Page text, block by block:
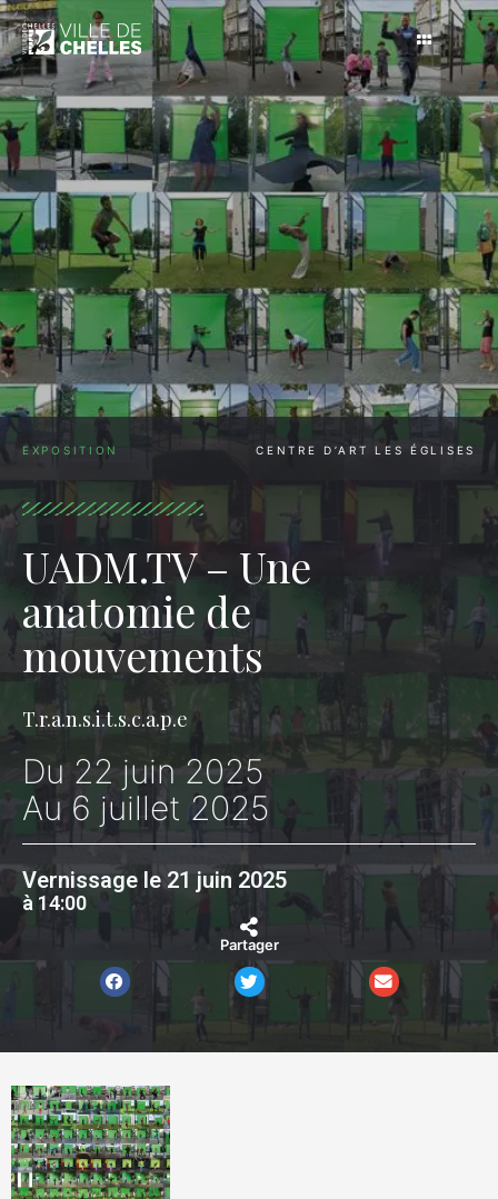
Aller
au
contenu
EXPOSITION CENTRE D’ART LES ÉGLISES
UADM.TV – Une
anatomie de
mouvements
T.r.a.n.s.i.t.s.c.a.p.e
Du 22 juin 2025
Au 6 juillet 2025
Vernissage le 21 juin 2025
à 14:00
Partager